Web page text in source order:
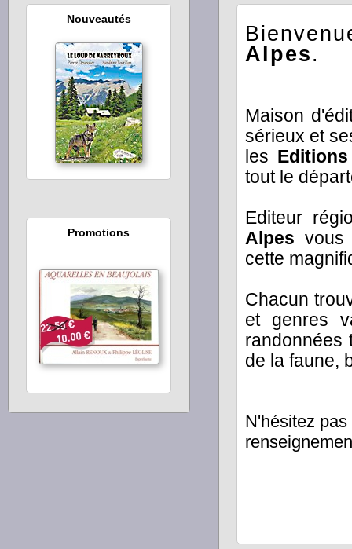
Alpes.
Maison
sérieux et
les
tout le
Editeur
Alpes vous
cette
Chacun
et genres
randonnées
de la faune,
N'hésitez
Nouveautés
Promotions